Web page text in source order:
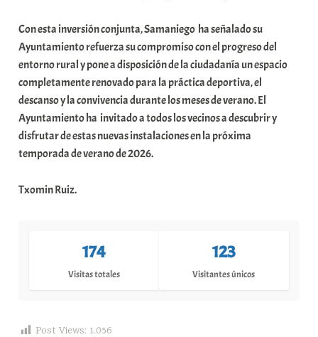
Con esta inversión conjunta, Samaniego ha señalado su
Ayuntamiento refuerza su compromiso con el progreso del
entorno rural y pone a disposición de la ciudadanía un espacio
completamente renovado para la práctica deportiva, el
descanso y la convivencia durante los meses de verano. El
Ayuntamiento ha invitado a todos los vecinos a descubrir y
disfrutar de estas nuevas instalaciones en la próxima
temporada de verano de 2026.
Txomin Ruiz.
174
Visitas totales
123
Visitantes únicos
Post Views: 1.056